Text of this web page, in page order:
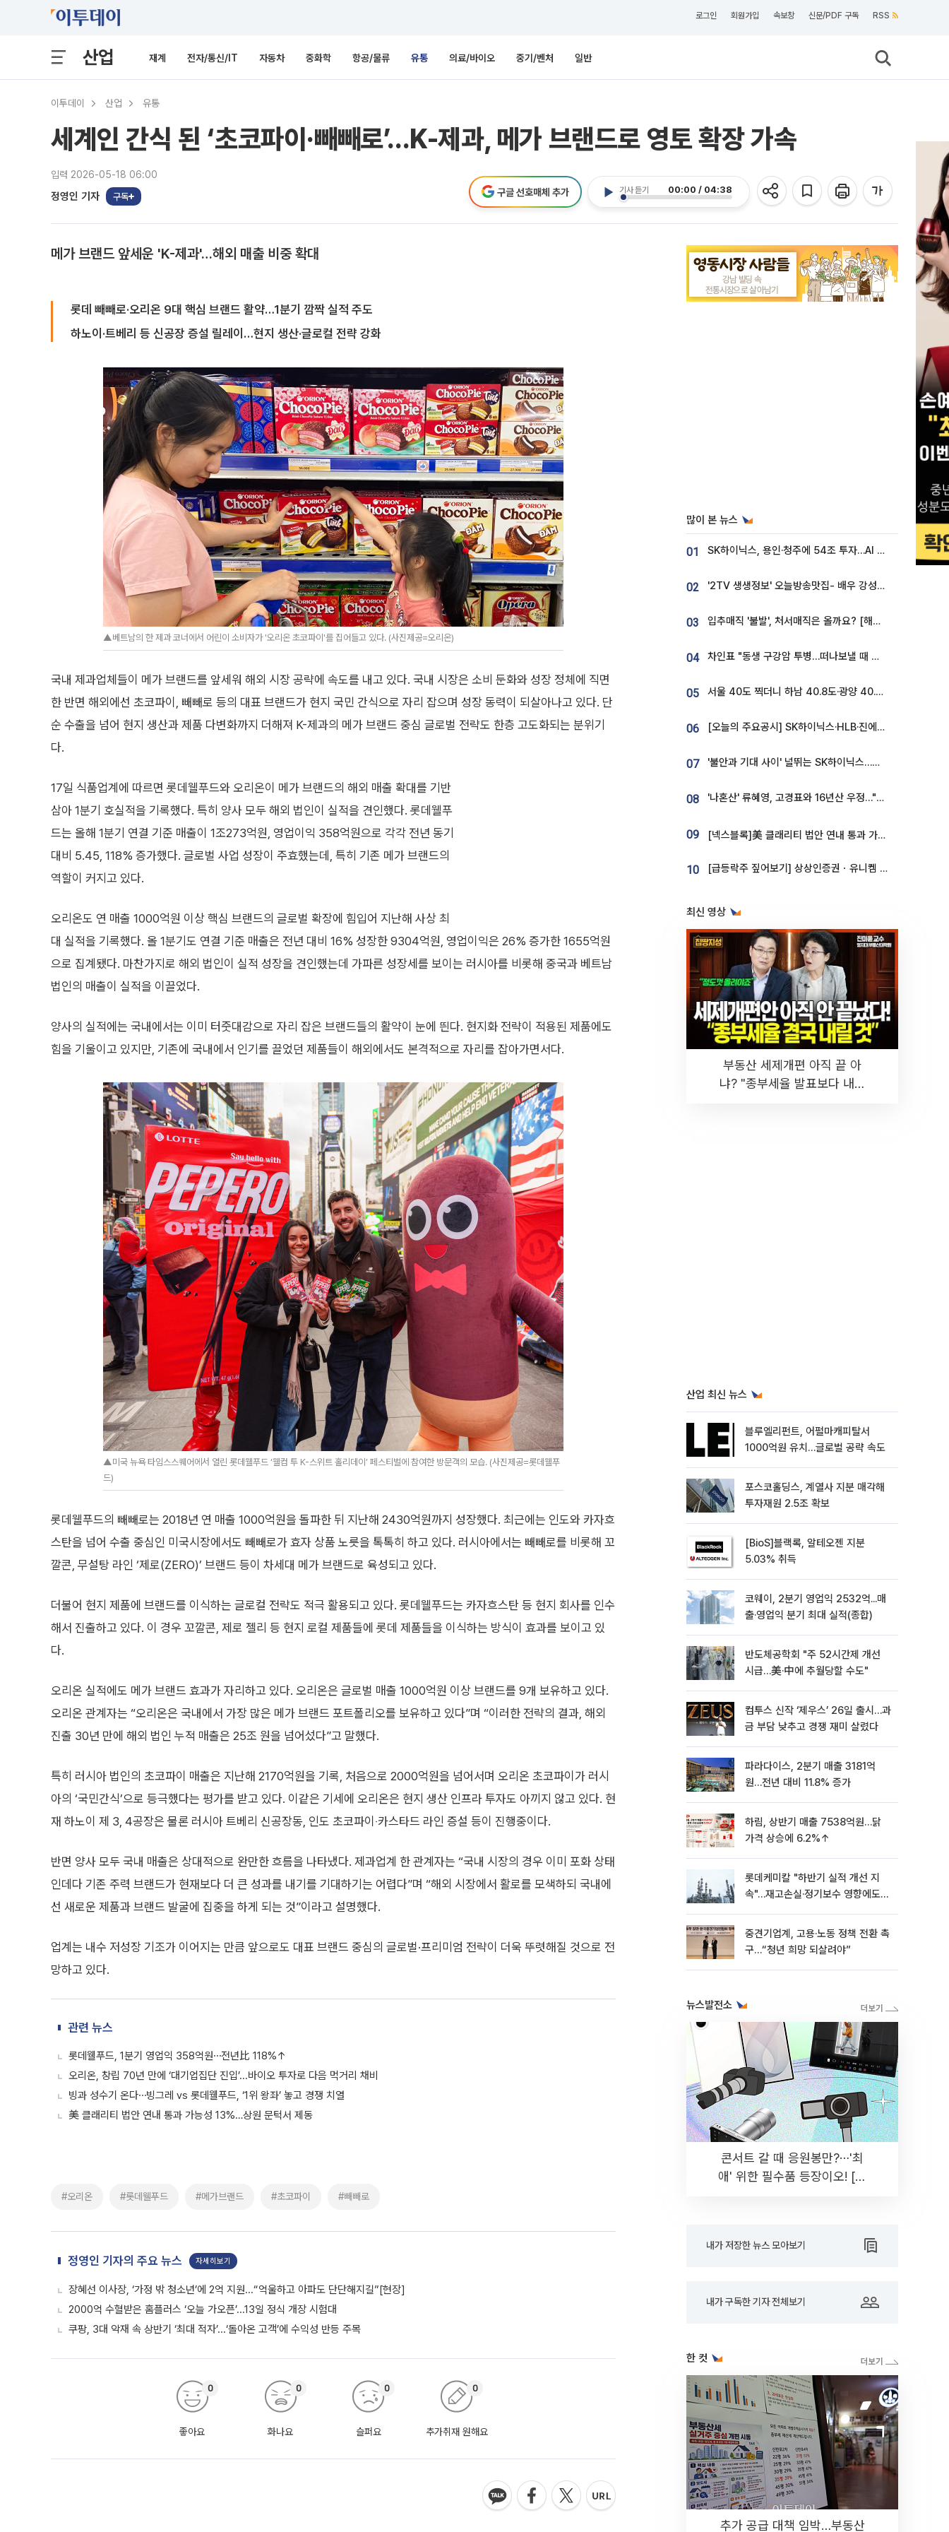
로그인 회원가입 속보창 신문/PDF 구독 RSS
산업 재계 전자/통신/IT 자동차 중화학 항공/물류 유통 의료/바이오 중기/벤처 일반
이투데이 산업 유통
세계인 간식 된 ‘초코파이·빼빼로’...K-제과, 메가 브랜드로 영토 확장 가속
입력 2026-05-18 06:00
정영인 기자 구독
기사 듣기 00:00 / 04:38
구글 선호매체 추가
메가 브랜드 앞세운 'K-제과'…해외 매출 비중 확대
롯데 빼빼로·오리온 9대 핵심 브랜드 활약…1분기 깜짝 실적 주도
하노이·트베리 등 신공장 증설 릴레이…현지 생산·글로컬 전략 강화
▲베트남의 한 제과 코너에서 어린이 소비자가 '오리온 초코파이'를 집어들고 있다. (사진제공=오리온)
국내 제과업체들이 메가 브랜드를 앞세워 해외 시장 공략에 속도를 내고 있다. 국내 시장은 소비 둔화와 성장 정체에 직면
한 반면 해외에선 초코파이, 빼빼로 등의 대표 브랜드가 현지 국민 간식으로 자리 잡으며 성장 동력이 되살아나고 있다. 단
순 수출을 넘어 현지 생산과 제품 다변화까지 더해져 K-제과의 메가 브랜드 중심 글로벌 전략도 한층 고도화되는 분위기
다.
17일 식품업계에 따르면 롯데웰푸드와 오리온이 메가 브랜드의 해외 매출 확대를 기반
삼아 1분기 호실적을 기록했다. 특히 양사 모두 해외 법인이 실적을 견인했다. 롯데웰푸
드는 올해 1분기 연결 기준 매출이 1조273억원, 영업이익 358억원으로 각각 전년 동기
대비 5.45, 118% 증가했다. 글로벌 사업 성장이 주효했는데, 특히 기존 메가 브랜드의
역할이 커지고 있다.
오리온도 연 매출 1000억원 이상 핵심 브랜드의 글로벌 확장에 힘입어 지난해 사상 최
대 실적을 기록했다. 올 1분기도 연결 기준 매출은 전년 대비 16% 성장한 9304억원, 영업이익은 26% 증가한 1655억원
으로 집계됐다. 마찬가지로 해외 법인이 실적 성장을 견인했는데 가파른 성장세를 보이는 러시아를 비롯해 중국과 베트남
법인의 매출이 실적을 이끌었다.
양사의 실적에는 국내에서는 이미 터줏대감으로 자리 잡은 브랜드들의 활약이 눈에 띈다. 현지화 전략이 적용된 제품에도
힘을 기울이고 있지만, 기존에 국내에서 인기를 끌었던 제품들이 해외에서도 본격적으로 자리를 잡아가면서다.
▲미국 뉴욕 타임스스퀘어에서 열린 롯데웰푸드 ‘웰컴 투 K-스위트 홀리데이’ 페스티벌에 참여한 방문객의 모습. (사진제공=롯데웰푸
드)
롯데웰푸드의 빼빼로는 2018년 연 매출 1000억원을 돌파한 뒤 지난해 2430억원까지 성장했다. 최근에는 인도와 카자흐
스탄을 넘어 수출 중심인 미국시장에서도 빼빼로가 효자 상품 노릇을 톡톡히 하고 있다. 러시아에서는 빼빼로를 비롯해 꼬
깔콘, 무설탕 라인 ‘제로(ZERO)’ 브랜드 등이 차세대 메가 브랜드로 육성되고 있다.
더불어 현지 제품에 브랜드를 이식하는 글로컬 전략도 적극 활용되고 있다. 롯데웰푸드는 카자흐스탄 등 현지 회사를 인수
해서 진출하고 있다. 이 경우 꼬깔콘, 제로 젤리 등 현지 로컬 제품들에 롯데 제품들을 이식하는 방식이 효과를 보이고 있
다.
오리온 실적에도 메가 브랜드 효과가 자리하고 있다. 오리온은 글로벌 매출 1000억원 이상 브랜드를 9개 보유하고 있다.
오리온 관계자는 “오리온은 국내에서 가장 많은 메가 브랜드 포트폴리오를 보유하고 있다”며 “이러한 전략의 결과, 해외
진출 30년 만에 해외 법인 누적 매출은 25조 원을 넘어섰다”고 말했다.
특히 러시아 법인의 초코파이 매출은 지난해 2170억원을 기록, 처음으로 2000억원을 넘어서며 오리온 초코파이가 러시
아의 ‘국민간식’으로 등극했다는 평가를 받고 있다. 이같은 기세에 오리온은 현지 생산 인프라 투자도 아끼지 않고 있다. 현
재 하노이 제 3, 4공장은 물론 러시아 트베리 신공장동, 인도 초코파이‧카스타드 라인 증설 등이 진행중이다.
반면 양사 모두 국내 매출은 상대적으로 완만한 흐름을 나타냈다. 제과업계 한 관계자는 “국내 시장의 경우 이미 포화 상태
인데다 기존 주력 브랜드가 현재보다 더 큰 성과를 내기를 기대하기는 어렵다”며 “해외 시장에서 활로를 모색하되 국내에
선 새로운 제품과 브랜드 발굴에 집중을 하게 되는 것”이라고 설명했다.
업계는 내수 저성장 기조가 이어지는 만큼 앞으로도 대표 브랜드 중심의 글로벌·프리미엄 전략이 더욱 뚜렷해질 것으로 전
망하고 있다.
관련 뉴스
롯데웰푸드, 1분기 영업익 358억원⋯전년比 118%↑
오리온, 창립 70년 만에 ‘대기업집단 진입’...바이오 투자로 다음 먹거리 채비
빙과 성수기 온다⋯빙그레 vs 롯데웰푸드, ‘1위 왕좌’ 놓고 경쟁 치열
美 클래리티 법안 연내 통과 가능성 13%…상원 문턱서 제동
#오리온 #롯데웰푸드 #메가브랜드 #초코파이 #빼빼로
정영인 기자의 주요 뉴스 자세히보기
장혜선 이사장, ‘가정 밖 청소년’에 2억 지원...“억울하고 아파도 단단해지길”[현장]
2000억 수혈받은 홈플러스 ‘오늘 가오픈’...13일 정식 개장 시험대
쿠팡, 3대 악재 속 상반기 ‘최대 적자’...‘돌아온 고객’에 수익성 반등 주목
좋아요
0
화나요
0
슬퍼요
0
추가취재 원해요
0
많이 본 뉴스
01 SK하이닉스, 용인·청주에 54조 투자…AI 메모리 생산기지 키운다
02 '2TV 생생정보' 오늘방송맛집- 배우 강성진 단골! 쌀국수ㆍ푸팟퐁 커리 맛집 '블○○○'
03 입추매직 '불발', 처서매직은 올까요? [해시태그]
04 차인표 "동생 구강암 투병…떠나보낼 때 가장 힘들었다”
05 서울 40도 찍더니 하남 40.8도·광양 40.2도…전국 '펄펄'
06 [오늘의 주요공시] SK하이닉스·HLB·진에어·포스코홀딩스·네이버·대우건설 등
07 '불안과 기대 사이' 널뛰는 SK하이닉스…증권가 "HBM4·LTA 기반 펀터멘털 견고"
08 '나혼산' 류혜영, 고경표와 16년산 우정…"자취방서 부모님과 마주쳐"
09 [넥스블록]美 클래리티 법안 연내 통과 가능성 13%…상원 문턱서 제동
10 [급등락주 짚어보기] 상상인증권ㆍ유니켐 2연속, 본느 6연속 ‘상한가’⋯M&A 훈풍 분 증시
최신 영상
부동산 세제개편 아직 끝 아
냐? "종부세율 발표보다 내릴
산업 최신 뉴스
블루엘리펀트, 어펄마캐피탈서
1000억원 유치…글로벌 공략 속도
포스코홀딩스, 계열사 지분 매각해
투자재원 2.5조 확보
[BioS]블랙록, 알테오젠 지분
5.03% 취득
코웨이, 2분기 영업익 2532억...매
출·영업익 분기 최대 실적(종합)
반도체공학회 "주 52시간제 개선
시급…美·中에 추월당할 수도"
컴투스 신작 ‘제우스’ 26일 출시…과
금 부담 낮추고 경쟁 재미 살렸다
파라다이스, 2분기 매출 3181억
원…전년 대비 11.8% 증가
하림, 상반기 매출 7538억원…닭
가격 상승에 6.2%↑
롯데케미칼 "하반기 실적 개선 지
속"…재고손실·정기보수 영향에도
중견기업계, 고용·노동 정책 전환 촉
구…“청년 희망 되살려야”
뉴스발전소
콘서트 갈 때 응원봉만?⋯'최
애' 위한 필수품 등장이오! [솔
내가 저장한 뉴스 모아보기
내가 구독한 기자 전체보기
한 컷
추가 공급 대책 임박…부동산